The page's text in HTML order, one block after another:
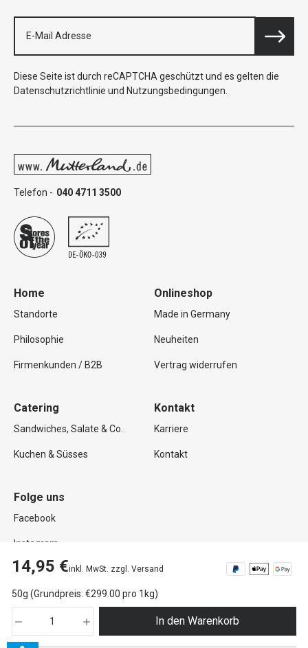
14,95 €inkl. MwSt. zzgl. Versand
50g (Grundpreis: €299.00 pro 1kg)
In den Warenkorb
Diese Seite ist durch reCAPTCHA geschützt und es gelten die
Datenschutzrichtlinie und Nutzungsbedingungen
Telefon - 040 4711 3500
Home
Standorte
Philosophie
Firmenkunden / B2B
Onlineshop
Made in Germany
Neuheiten
Vertrag widerrufen
Catering
Sandwiches, Salate & Co.
Kuchen & Süsses
Kontakt
Karriere
Kontakt
Folge uns
Facebook
Instagram
Copyright © 2026 Mutterland GmbH. Alle Rechte vorbehalten.
Impressum Datenschutz AGB Widerrufsrecht